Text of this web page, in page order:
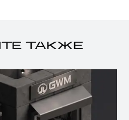
ТАКЖЕ